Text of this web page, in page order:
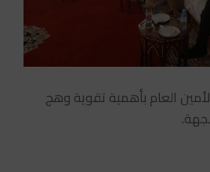
العام بأهمية تقوية وهج